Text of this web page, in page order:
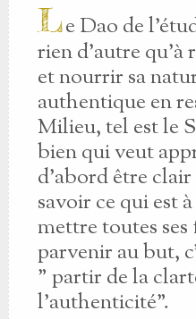
Le Dao de
rien d'autre qu'à
et nourrir sa
authentique en
Milieu, tel est le
bien qui veut
d'abord être clair
savoir ce qui est
mettre toutes
parvenir au but,
" partir de la
l'authenticité".